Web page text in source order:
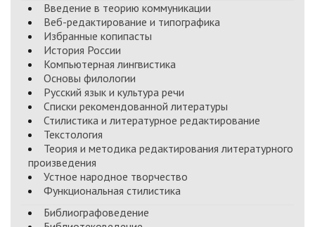
Введение в теорию коммуникации
Веб-редактирование и типографика
Избранные копипасты
История России
Компьютерная лингвистика
Основы филологии
Русский язык и культура речи
Списки рекомендованной литературы
Стилистика и литературное редактирование
Текстология
Теория и методика редактирования литературного
произведения
Устное народное творчество
Функциональная стилистика
Библиографоведение